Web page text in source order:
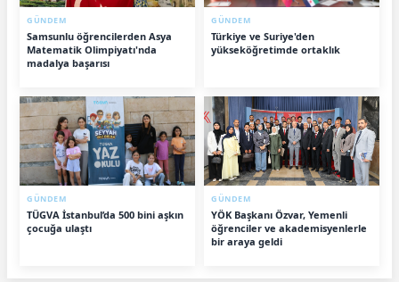
GÜNDEM
Samsunlu öğrencilerden Asya
Matematik Olimpiyatı'nda
madalya başarısı
GÜNDEM
Türkiye ve Suriye'den
yükseköğretimde ortaklık
GÜNDEM
TÜGVA İstanbul’da 500 bini aşkın
çocuğa ulaştı
GÜNDEM
YÖK Başkanı Özvar, Yemenli
öğrenciler ve akademisyenlerle
bir araya geldi